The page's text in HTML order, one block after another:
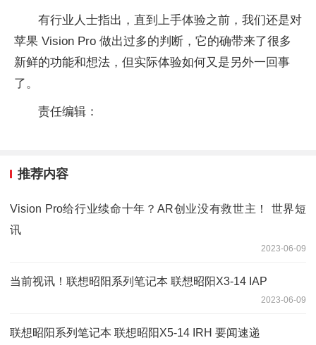
有行业人士指出，直到上手体验之前，我们还是对
苹果 Vision Pro 做出过多的判断，它的确带来了很多
新鲜的功能和想法，但实际体验如何又是另外一回事
了。
责任编辑：
推荐内容
Vision Pro给行业续命十年？AR创业没有救世主！ 世界短
讯
2023-06-09
当前视讯！联想昭阳系列笔记本 联想昭阳X3-14 IAP
2023-06-09
联想昭阳系列笔记本 联想昭阳X5-14 IRH 要闻速递